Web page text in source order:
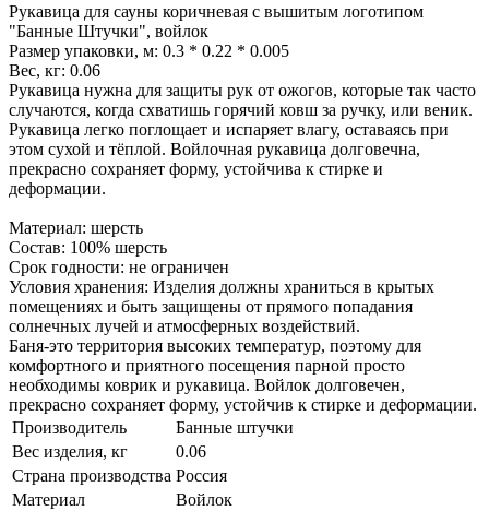
Рукавица для сауны коричневая с вышитым логотипом
"Банные Штучки", войлок
Размер упаковки, м: 0.3 * 0.22 * 0.005
Вес, кг: 0.06
Рукавица нужна для защиты рук от ожогов, которые так часто
случаются, когда схватишь горячий ковш за ручку, или веник.
Рукавица легко поглощает и испаряет влагу, оставаясь при
этом сухой и тёплой. Войлочная рукавица долговечна,
прекрасно сохраняет форму, устойчива к стирке и
деформации.
Материал: шерсть
Состав: 100% шерсть
Срок годности: не ограничен
Условия хранения: Изделия должны храниться в крытых
помещениях и быть защищены от прямого попадания
солнечных лучей и атмосферных воздействий.
Баня-это территория высоких температур, поэтому для
комфортного и приятного посещения парной просто
необходимы коврик и рукавица. Войлок долговечен,
прекрасно сохраняет форму, устойчив к стирке и деформации.
Производитель
Банные штучки
Вес изделия, кг
0.06
Страна производства Россия
Материал
Войлок